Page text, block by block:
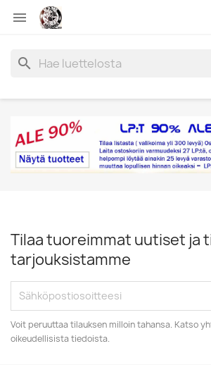

search
Tilaa tuoreimmat uutiset ja
tarjouksistamme
Voit peruuttaa tilauksen milloin tahansa. Katso
oikeudellisista tiedoista.